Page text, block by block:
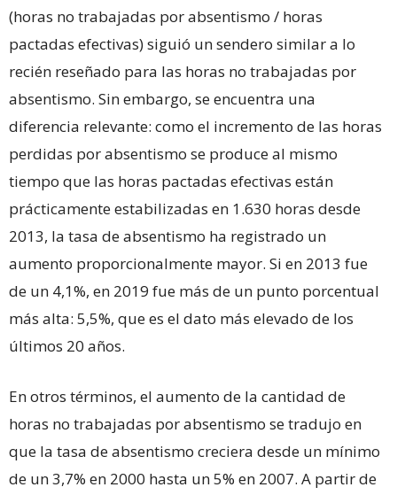
(horas no trabajadas por absentismo / horas
pactadas efectivas) siguió un sendero similar a lo
recién reseñado para las horas no trabajadas por
absentismo. Sin embargo, se encuentra una
diferencia relevante: como el incremento de las horas
perdidas por absentismo se produce al mismo
tiempo que las horas pactadas efectivas están
prácticamente estabilizadas en 1.630 horas desde
2013, la tasa de absentismo ha registrado un
aumento proporcionalmente mayor. Si en 2013 fue
de un 4,1%, en 2019 fue más de un punto porcentual
más alta: 5,5%, que es el dato más elevado de los
últimos 20 años.
En otros términos, el aumento de la cantidad de
horas no trabajadas por absentismo se tradujo en
que la tasa de absentismo creciera desde un mínimo
de un 3,7% en 2000 hasta un 5% en 2007. A partir de